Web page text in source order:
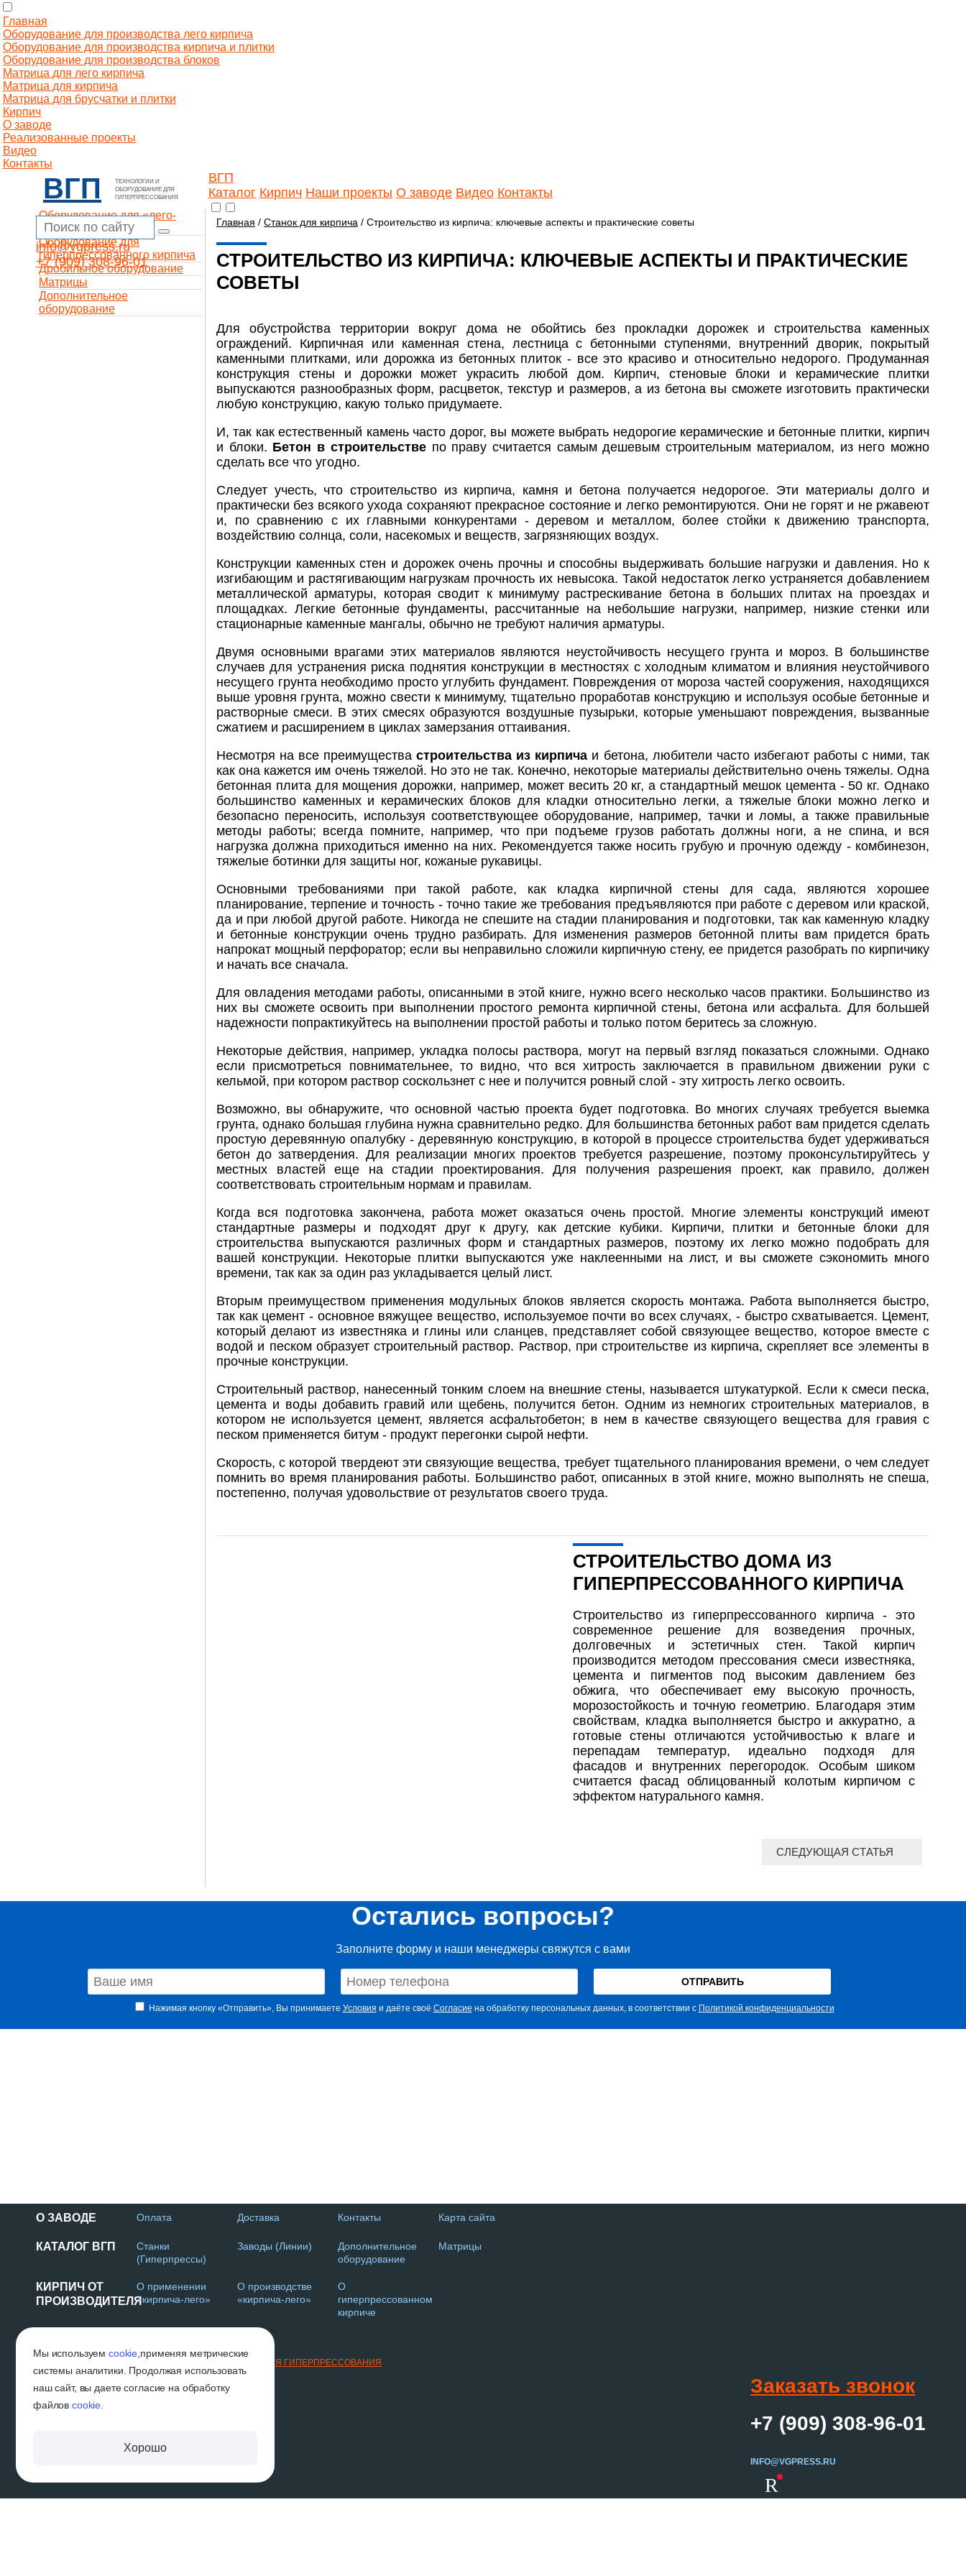
Главная
Оборудование для производства лего кирпича
Оборудование для производства кирпича и плитки
Оборудование для производства блоков
Матрица для лего кирпича
Матрица для кирпича
Матрица для брусчатки и плитки
Кирпич
О заводе
Реализованные проекты
Видео
Контакты
ВГП
ТЕХНОЛОГИИ И
ОБОРУДОВАНИЕ ДЛЯ
ГИПЕРПРЕССОВАНИЯ
ВГП
Каталог Кирпич Наши проекты О заводе Видео Контакты
info@vgpress.ru
+7 (909) 308-96-01
Мы используемcookie применяя метрические
системы аналитики. Продолжая использовать
наш сайт, вы даете согласие на обработку
файловcookie
Хорошо
Оборудование для «лего-
кирпича»
Оборудование для
гиперпрессованного кирпича
Дробильное оборудование
Матрицы
Дополнительное
оборудование
Главная / Станок для кирпича / Строительство из кирпича: ключевые аспекты и практические советы
СТРОИТЕЛЬСТВО ИЗ КИРПИЧА: КЛЮЧЕВЫЕ АСПЕКТЫ И ПРАКТИЧЕСКИЕ
СОВЕТЫ
Для обустройства территории вокруг дома не обойтись без прокладки дорожек и строительства каменных
ограждений. Кирпичная или каменная стена, лестница с бетонными ступенями, внутренний дворик, покрытый
каменными плитками, или дорожка из бетонных плиток - все это красиво и относительно недорого. Продуманная
конструкция стены и дорожки может украсить любой дом. Кирпич, стеновые блоки и керамические плитки
выпускаются разнообразных форм, расцветок, текстур и размеров, а из бетона вы сможете изготовить практически
любую конструкцию, какую только придумаете.
И, так как естественный камень часто дорог, вы можете выбрать недорогие керамические и бетонные плитки, кирпич
и блоки. Бетон в строительствепо праву считается самым дешевым строительным материалом, из него можно
сделать все что угодно.
Следует учесть, что строительство из кирпича, камня и бетона получается недорогое. Эти материалы долго и
практически без всякого ухода сохраняют прекрасное состояние и легко ремонтируются. Они не горят и не ржавеют
и, по сравнению с их главными конкурентами - деревом и металлом, более стойки к движению транспорта,
воздействию солнца, соли, насекомых и веществ, загрязняющих воздух.
Конструкции каменных стен и дорожек очень прочны и способны выдерживать большие нагрузки и давления. Но к
изгибающим и растягивающим нагрузкам прочность их невысока. Такой недостаток легко устраняется добавлением
металлической арматуры, которая сводит к минимуму растрескивание бетона в больших плитах на проездах и
площадках. Легкие бетонные фундаменты, рассчитанные на небольшие нагрузки, например, низкие стенки или
стационарные каменные мангалы, обычно не требуют наличия арматуры.
Двумя основными врагами этих материалов являются неустойчивость несущего грунта и мороз. В большинстве
случаев для устранения риска поднятия конструкции в местностях с холодным климатом и влияния неустойчивого
несущего грунта необходимо просто углубить фундамент. Повреждения от мороза частей сооружения, находящихся
выше уровня грунта, можно свести к минимуму, тщательно проработав конструкцию и используя особые бетонные и
растворные смеси. В этих смесях образуются воздушные пузырьки, которые уменьшают повреждения, вызванные
сжатием и расширением в циклах замерзания оттаивания.
Несмотря на все преимуществастроительства из кирпича и бетона, любители часто избегают работы с ними, так
как она кажется им очень тяжелой. Но это не так. Конечно, некоторые материалы действительно очень тяжелы. Одна
бетонная плита для мощения дорожки, например, может весить 20 кг, а стандартный мешок цемента - 50 кг. Однако
большинство каменных и керамических блоков для кладки относительно легки, а тяжелые блоки можно легко и
безопасно переносить, используя соответствующее оборудование, например, тачки и ломы, а также правильные
методы работы; всегда помните, например, что при подъеме грузов работать должны ноги, а не спина, и вся
нагрузка должна приходиться именно на них. Рекомендуется также носить грубую и прочную одежду - комбинезон,
тяжелые ботинки для защиты ног, кожаные рукавицы.
Основными требованиями при такой работе, как кладка кирпичной стены для сада, являются хорошее
планирование, терпение и точность - точно такие же требования предъявляются при работе с деревом или краской,
да и при любой другой работе. Никогда не спешите на стадии планирования и подготовки, так как каменную кладку
и бетонные конструкции очень трудно разбирать. Для изменения размеров бетонной плиты вам придется брать
напрокат мощный перфоратор; если вы неправильно сложили кирпичную стену, ее придется разобрать по кирпичику
и начать все сначала.
Для овладения методами работы, описанными в этой книге, нужно всего несколько часов практики. Большинство из
них вы сможете освоить при выполнении простого ремонта кирпичной стены, бетона или асфальта. Для большей
надежности попрактикуйтесь на выполнении простой работы и только потом беритесь за сложную.
Некоторые действия, например, укладка полосы раствора, могут на первый взгляд показаться сложными. Однако
если присмотреться повнимательнее, то видно, что вся хитрость заключается в правильном движении руки с
кельмой, при котором раствор соскользнет с нее и получится ровный слой - эту хитрость легко освоить.
Возможно, вы обнаружите, что основной частью проекта будет подготовка. Во многих случаях требуется выемка
грунта, однако большая глубина нужна сравнительно редко. Для большинства бетонных работ вам придется сделать
простую деревянную опалубку - деревянную конструкцию, в которой в процессе строительства будет удерживаться
бетон до затвердения. Для реализации многих проектов требуется разрешение, поэтому проконсультируйтесь у
местных властей еще на стадии проектирования. Для получения разрешения проект, как правило, должен
соответствовать строительным нормам и правилам.
Когда вся подготовка закончена, работа может оказаться очень простой. Многие элементы конструкций имеют
стандартные размеры и подходят друг к другу, как детские кубики. Кирпичи, плитки и бетонные блоки для
строительства выпускаются различных форм и стандартных размеров, поэтому их легко можно подобрать для
вашей конструкции. Некоторые плитки выпускаются уже наклеенными на лист, и вы сможете сэкономить много
времени, так как за один раз укладывается целый лист.
Вторым преимуществом применения модульных блоков является скорость монтажа. Работа выполняется быстро,
так как цемент - основное вяжущее вещество, используемое почти во всех случаях, - быстро схватывается. Цемент,
который делают из известняка и глины или сланцев, представляет собой связующее вещество, которое вместе с
водой и песком образует строительный раствор. Раствор, при строительстве из кирпича, скрепляет все элементы в
прочные конструкции.
Строительный раствор, нанесенный тонким слоем на внешние стены, называется штукатуркой. Если к смеси песка,
цемента и воды добавить гравий или щебень, получится бетон. Одним из немногих строительных материалов, в
котором не используется цемент, является асфальтобетон; в нем в качестве связующего вещества для гравия с
песком применяется битум - продукт перегонки сырой нефти.
Скорость, с которой твердеют эти связующие вещества, требует тщательного планирования времени, о чем следует
помнить во время планирования работы. Большинство работ, описанных в этой книге, можно выполнять не спеша,
постепенно, получая удовольствие от результатов своего труда.
СТРОИТЕЛЬСТВО ДОМА ИЗ
ГИПЕРПРЕССОВАННОГО КИРПИЧА
Строительство из гиперпрессованного кирпича - это
современное решение для возведения прочных,
долговечных и эстетичных стен. Такой кирпич
производится методом прессования смеси известняка,
цемента и пигментов под высоким давлением без
обжига, что обеспечивает ему высокую прочность,
морозостойкость и точную геометрию. Благодаря этим
свойствам, кладка выполняется быстро и аккуратно, а
готовые стены отличаются устойчивостью к влаге и
перепадам температур, идеально подходя для
фасадов и внутренних перегородок. Особым шиком
считается фасад облицованный колотым кирпичом с
эффектом натурального камня.
СЛЕДУЮЩАЯ СТАТЬЯ
Остались вопросы?
Заполните форму и наши менеджеры свяжутся с вами
Нажимая кнопку «Отправить», Вы принимаете Условия и даёте своё Согласие на обработку персональных данных, в соответствии с Политикой конфиденциальности
О ЗАВОДЕ Оплата Доставка Контакты Карта сайта
КАТАЛОГ ВГП
Станки
(Гиперпрессы)
Заводы (Линии)
Дополнительное
оборудование
Матрицы
КИРПИЧ ОТ
ПРОИЗВОДИТЕЛЯ
О применении
«кирпича-лего»
О производстве
«кирпича-лего»
О
гиперпрессованном
кирпиче
ТЕХНОЛОГИИ И ОБОРУДОВАНИЕ ДЛЯ ГИПЕРПРЕССОВАНИЯ
Заказать звонок
+7 (909) 308-96-01
INFO@VGPRESS.RU
R